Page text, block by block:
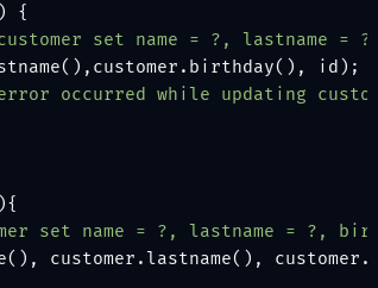
{
set name = ?, lastname
id);
occurred while updating
{
set name = ?, lastname = ?,
customer.lastname(),